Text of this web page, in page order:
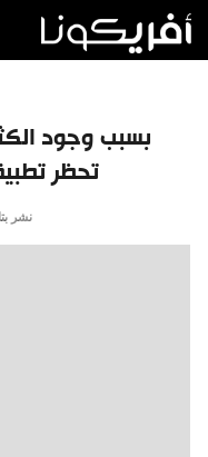
بسبب وجود
تحظر
نشر